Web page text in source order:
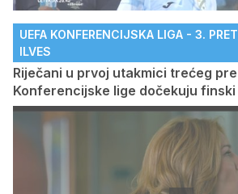
UEFA KONFERENCIJSKA LIGA - 3.
ILVES
Riječani u prvoj utakmici trećeg
Konferencijske lige dočekuju finski